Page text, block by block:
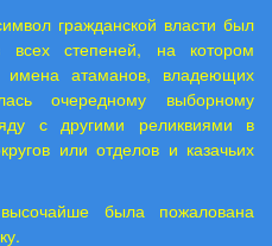
гражданской власти был
всех степеней, на котором
имена атаманов, владеющих
очередному выборному
с другими реликвиями в
или отделов и казачьих
была пожалована